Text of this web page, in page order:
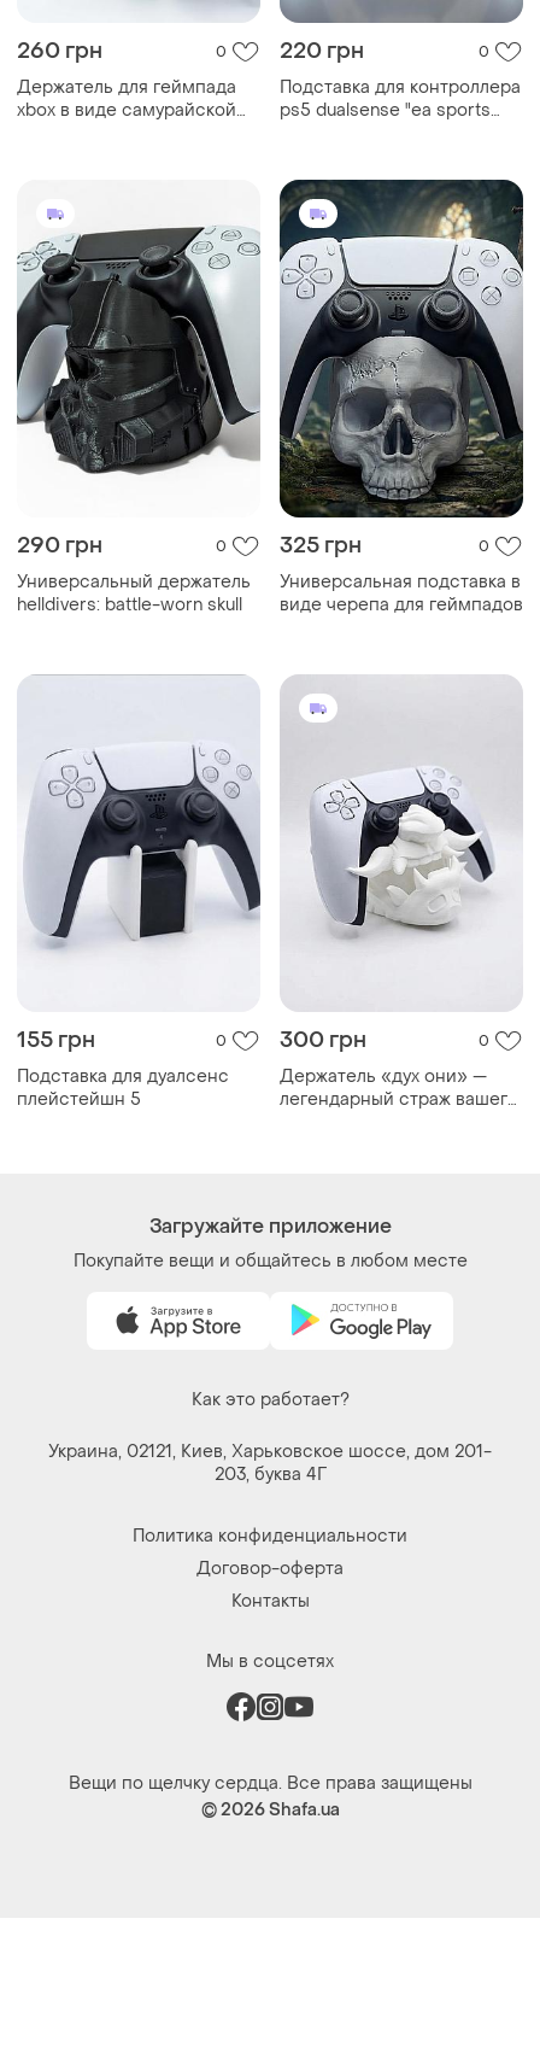
260 грн 0
Держатель для геймпада
xbox в виде самурайской
220 грн 0
Подставка для контроллера
ps5 dualsense "ea sports
290 грн 0
Универсальный держатель
helldivers: battle-worn skull
325 грн 0
Универсальная подставка в
виде черепа для геймпадов
155 грн 0
Подставка для дуалсенс
плейстейшн 5
300 грн 0
Держатель «дух они» —
легендарный страж вашего
Загружайте приложение
Покупайте вещи и общайтесь в любом месте
Как это работает?
Украина, 02121, Киев, Харьковское шоссе, дом 201-
203, буква 4Г
Политика конфиденциальности
Договор-оферта
Контакты
Мы в соцсетях
Вещи по щелчку сердца. Все права защищены
© 2026Shafa.ua